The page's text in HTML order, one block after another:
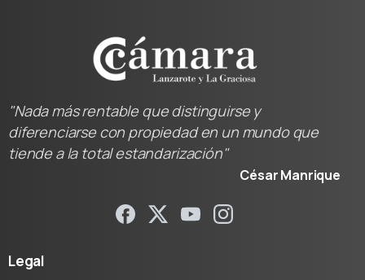
"Nada más rentable que distinguirse y
diferenciarse con propiedad en un mundo que
tiende a la total estandarización"
César Manrique
Legal